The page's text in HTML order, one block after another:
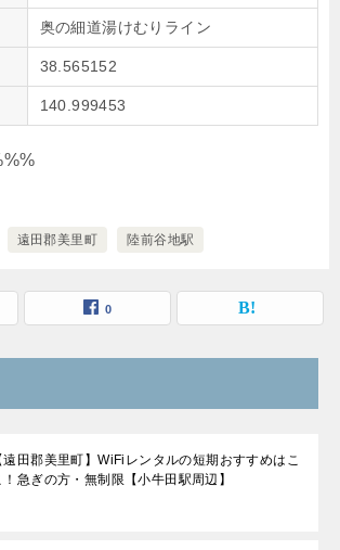
奥の細道湯けむりライン
38.565152
140.999453
遠田郡美里町 陸前谷地駅
0
遠田郡美里町】WiFiレンタルの短期おすすめはこ
！急ぎの方・無制限【小牛田駅周辺】